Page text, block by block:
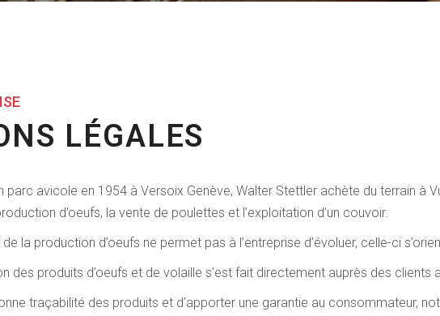
LÉGALES
parc avicole en 1954 à Versoix Genève, Walter Stettler achète du terrain à
d’oeufs, la vente de poulettes et l’exploitation d’un couvoir.
la production d’oeufs ne permet pas à l’entreprise d’évoluer, celle-ci
des produits d’oeufs et de volaille s’est fait directement auprès des clients
traçabilité des produits et d’apporter une garantie au consommateur,